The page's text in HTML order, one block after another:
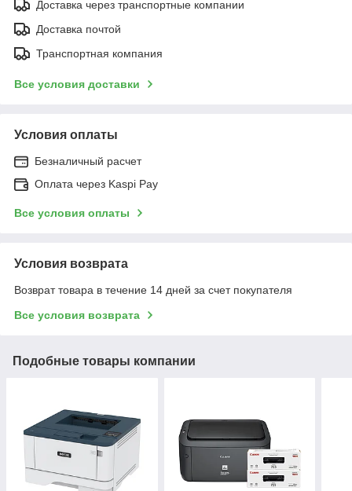
Доставка через транспортные компании
Доставка почтой
Транспортная компания
Все условия доставки
Условия оплаты
Безналичный расчет
Оплата через Kaspi Pay
Все условия оплаты
Условия возврата
Возврат товара в течение 14 дней за счет покупателя
Все условия возврата
Подобные товары компании